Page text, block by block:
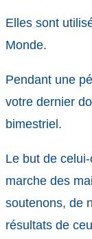
Elles sont
Monde.
Pendant une
votre dernier
bimestriel.
Le but de
marche des
soutenons, de
résultats de